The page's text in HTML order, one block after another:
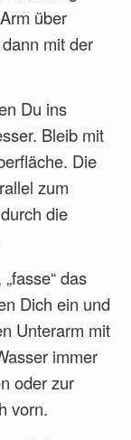
über
mit der
Du ins
Bleib mit
Die
zum
die
das
Dich ein und
Unterarm mit
immer
oder zur
vorn.